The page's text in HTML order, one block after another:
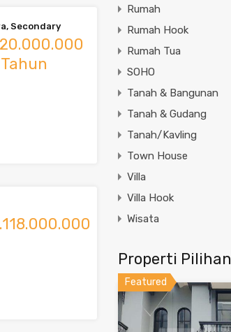
Secondary
Rumah
Rumah Hook
Rumah Tua
SOHO
Tanah & Bangunan
Tanah & Gudang
Tanah/Kavling
Town House
Villa
Villa Hook
Wisata
Properti Pilihan
Featured